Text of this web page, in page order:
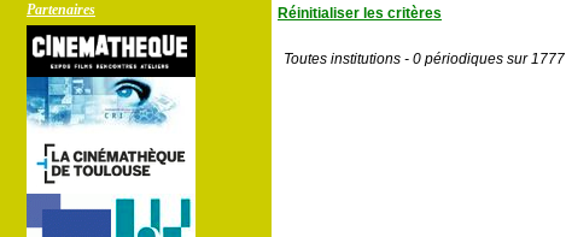
Partenaires
Réinitialiser les critères
Toutes institutions - 0 périodiques sur 1777